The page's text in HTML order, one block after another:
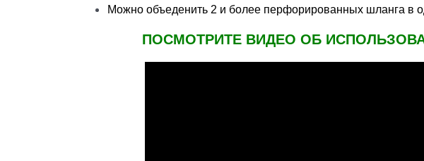
Можно объеденить 2 и более перфорированных шланга в
ПОСМОТРИТЕ ВИДЕО ОБ